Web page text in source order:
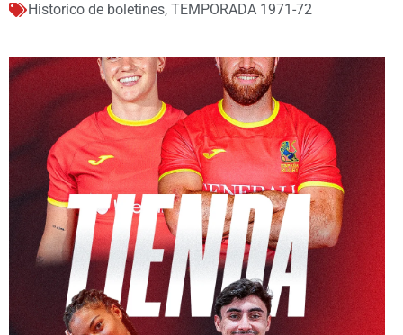
Historico de boletines, TEMPORADA 1971-72